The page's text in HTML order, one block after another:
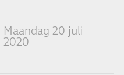
GROUP
Maandag 20 juli
2020